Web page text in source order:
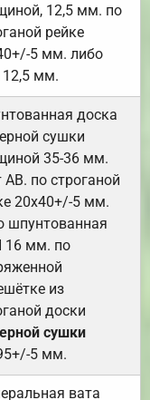
12,5 мм. по
рейке
5 мм. либо
мм.
доска
сушки
35-36 мм.
АВ. по строганой
20х40+/-5 мм.
шпунтованная
16 мм. по
из
доски
сушки
5 мм.
вата